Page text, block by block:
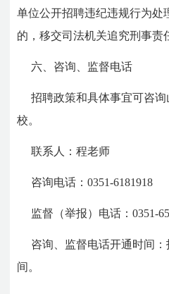
单位公开招聘违纪违规行为处
的，移交司法机关追究刑事责
六、咨询、监督电话
招聘政策和具体事宜可咨
校。
联系人：程老师
咨询电话：0351-6181918
监督（举报）电话：0351-
咨询、监督电话开通时间
间。